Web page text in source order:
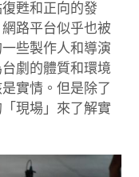
甦和正向的發
路平台似乎也被
些製作人和導演
劇的體質和環境
實情。但是除了
「現場」來了解實